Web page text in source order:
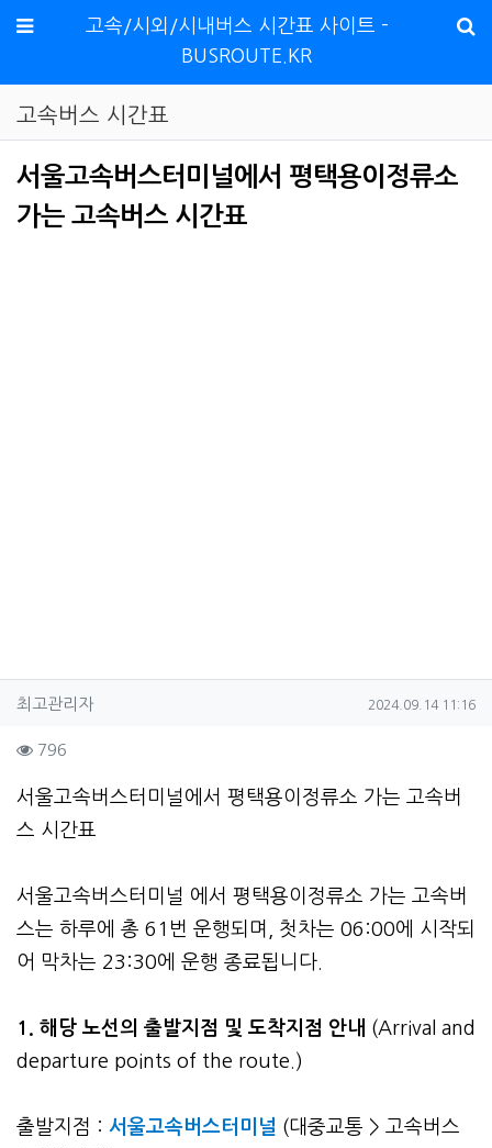
메뉴
고속/시외/시내버스 시간표 사이트 -
BUSROUTE.KR
고속버스 시간표
서울고속버스터미널에서 평택용이정류소
가는 고속버스 시간표
작성자 정보
최고관리자작성 작성일
2024.09.14 11:16
컨텐츠 정보
796
본문
서울고속버스터미널에서 평택용이정류소 가는 고속버
스 시간표
서울고속버스터미널 에서 평택용이정류소 가는 고속버
스는 하루에 총 61번 운행되며, 첫차는 06:00에 시작되
어 막차는 23:30에 운행 종료됩니다.
1. 해당 노선의 출발지점 및 도착지점 안내 (Arrival and
departure points of the route.)
출발지점 : 서울고속버스터미널 (대중교통 > 고속버스